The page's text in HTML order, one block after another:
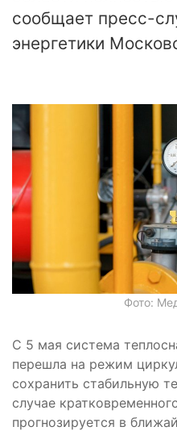
сообщает пресс-
энергетики
Фото:
С 5 мая система
перешла на режим
сохранить стабильную
случае
прогнозируется в